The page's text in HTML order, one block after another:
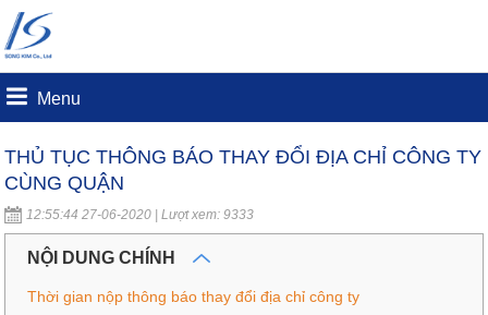
Menu
THỦ TỤC THÔNG BÁO THAY ĐỔI ĐỊA CHỈ CÔNG TY
CÙNG QUẬN
12:55:44 27-06-2020 | Lượt xem: 9333
NỘI DUNG CHÍNH
Thời gian nộp thông báo thay đổi địa chỉ công ty